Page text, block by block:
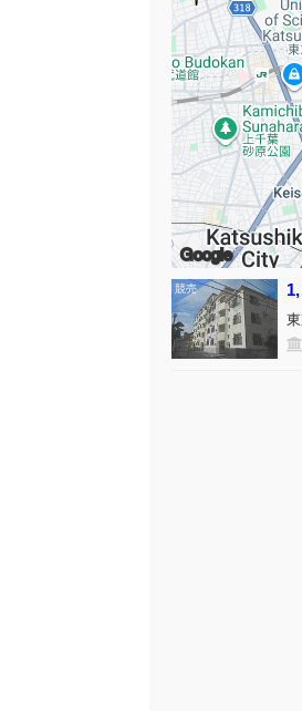
Google